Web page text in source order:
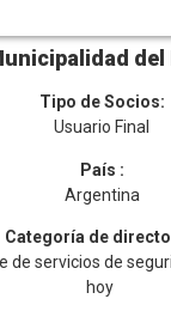
del
Tipo de Socios:
Usuario Final
País :
Argentina
Categoría de
de servicios de
hoy